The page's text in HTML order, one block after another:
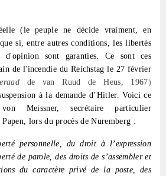
(le peuple ne décide vraiment, en
que si, entre autres conditions, les libertés
d'opinion sont garanties. Ce sont ces
de l'incendie du Reichstag le 27 février
de van Ruud de Heus, 1967)
à la demande d’Hitler. Voici ce
Meissner, secrétaire particulier
lors du procès de Nuremberg :
personnelle, du droit à l’expression
de parole, des droits de s’assembler et
du caractère privé de la poste, des